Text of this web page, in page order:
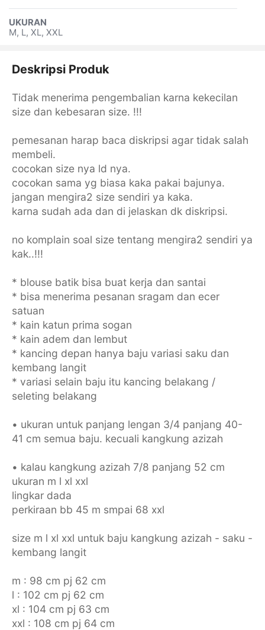
UKURAN
M, L, XL, XXL
Deskripsi Produk
Tidak menerima pengembalian karna kekecilan
size dan kebesaran size. !!!
pemesanan harap baca diskripsi agar tidak salah
membeli.
cocokan size nya ld nya.
cocokan sama yg biasa kaka pakai bajunya.
jangan mengira2 size sendiri ya kaka.
karna sudah ada dan di jelaskan dk diskripsi.
no komplain soal size tentang mengira2 sendiri ya
kak..!!!
* blouse batik bisa buat kerja dan santai
* bisa menerima pesanan sragam dan ecer
satuan
* kain katun prima sogan
* kain adem dan lembut
* kancing depan hanya baju variasi saku dan
kembang langit
* variasi selain baju itu kancing belakang /
seleting belakang
• ukuran untuk panjang lengan 3/4 panjang 40-
41 cm semua baju. kecuali kangkung azizah
• kalau kangkung azizah 7/8 panjang 52 cm
ukuran m l xl xxl
lingkar dada
perkiraan bb 45 m smpai 68 xxl
size m l xl xxl untuk baju kangkung azizah - saku -
kembang langit
m : 98 cm pj 62 cm
l : 102 cm pj 62 cm
xl : 104 cm pj 63 cm
xxl : 108 cm pj 64 cm